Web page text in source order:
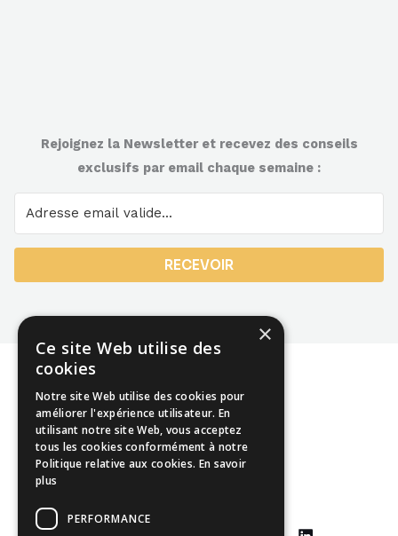
Rejoignez la Newsletter et recevez des conseils
exclusifs par email chaque semaine :
RECEVOIR
Mentions légales
CGU
×
Ce site Web utilise des
cookies
Notre site Web utilise des cookies pour
améliorer l'expérience utilisateur. En
utilisant notre site Web, vous acceptez
tous les cookies conformément à notre
Politique relative aux cookies. En savoir
plus
PERFORMANCE